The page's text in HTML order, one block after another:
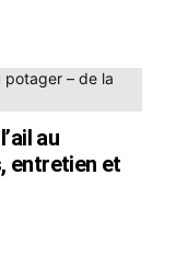
au
entretien et